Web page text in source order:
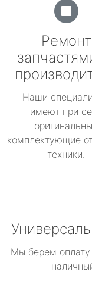
Ремонт
Наши
имеют при
комплектующие
техники.
Мы берем